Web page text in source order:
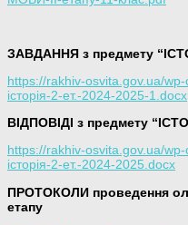
ЗАВДАННЯ з предмету
https://rakhiv-osvita.gov.ua/
історія-2-ет.-2024-2025-1.docx
ВІДПОВІДІ з предмету
https://rakhiv-osvita.gov.ua/wp-
історія-2-ет.-2024-2025.docx
ПРОТОКОЛИ проведення
етапу